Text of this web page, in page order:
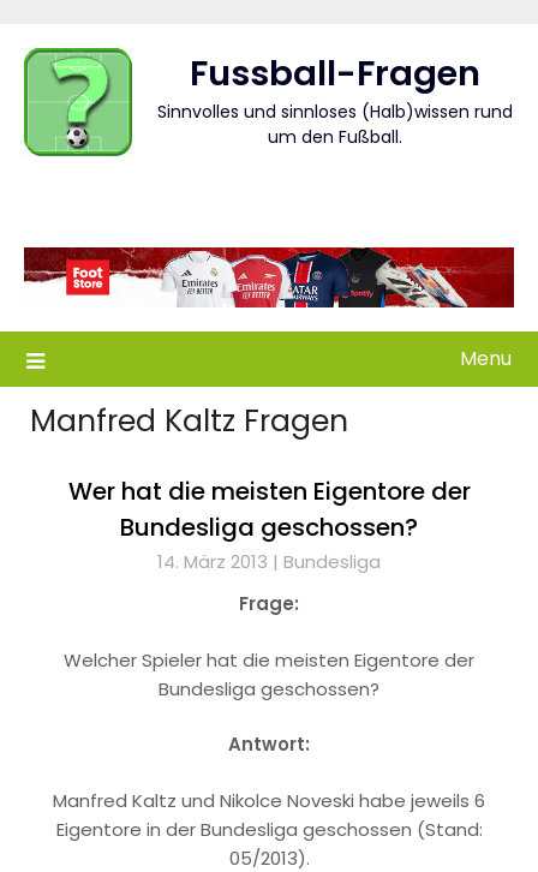
content
Fussball-Fragen
Sinnvolles und sinnloses (Halb)wissen rund
um den Fußball.
Menu
Manfred Kaltz Fragen
Wer hat die meisten Eigentore der
Bundesliga geschossen?
14. März 2013 | Bundesliga
Frage:
Welcher Spieler hat die meisten Eigentore der
Bundesliga geschossen?
Antwort:
Manfred Kaltz und Nikolce Noveski habe jeweils 6
Eigentore in der Bundesliga geschossen (Stand:
05/2013).